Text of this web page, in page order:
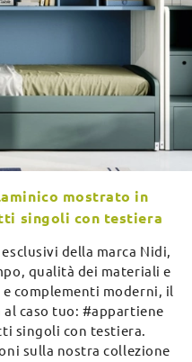
mostrato in
singoli con testiera
della marca Nidi,
qualità dei materiali e
complementi moderni, il
caso tuo: #appartiene
singoli con testiera.
sulla nostra collezione